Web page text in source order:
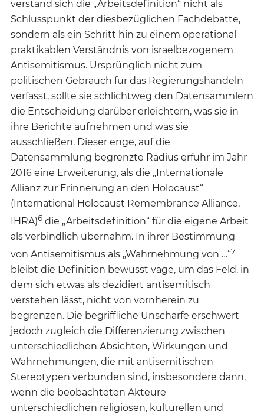
verstand sich die „Arbeitsdefinition“ nicht als
Schlusspunkt der diesbezüglichen Fachdebatte,
sondern als ein Schritt hin zu einem operational
praktikablen Verständnis von israelbezogenem
Antisemitismus. Ursprünglich nicht zum
politischen Gebrauch für das Regierungshandeln
verfasst, sollte sie schlichtweg den Datensammlern
die Entscheidung darüber erleichtern, was sie in
ihre Berichte aufnehmen und was sie
ausschließen. Dieser enge, auf die
Datensammlung begrenzte Radius erfuhr im Jahr
2016 eine Erweiterung, als die „Internationale
Allianz zur Erinnerung an den Holocaust“
(International Holocaust Remembrance Alliance,
IHRA)6 die „Arbeitsdefinition“ für die eigene Arbeit
als verbindlich übernahm. In ihrer Bestimmung
von Antisemitismus als „Wahrnehmung von …“7
bleibt die Definition bewusst vage, um das Feld, in
dem sich etwas als dezidiert antisemitisch
verstehen lässt, nicht von vornherein zu
begrenzen. Die begriffliche Unschärfe erschwert
jedoch zugleich die Differenzierung zwischen
unterschiedlichen Absichten, Wirkungen und
Wahrnehmungen, die mit antisemitischen
Stereotypen verbunden sind, insbesondere dann,
wenn die beobachteten Akteure
unterschiedlichen religiösen, kulturellen und